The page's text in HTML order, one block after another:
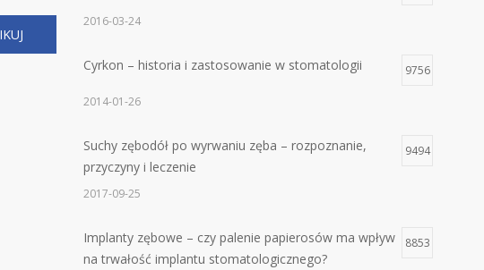
2016-03-24
Cyrkon – historia i zastosowanie w stomatologii 9756
2014-01-26
Suchy zębodół po wyrwaniu zęba – rozpoznanie,
przyczyny i leczenie
9494
2017-09-25
Implanty zębowe – czy palenie papierosów ma wpływ
na trwałość implantu stomatologicznego?
8853